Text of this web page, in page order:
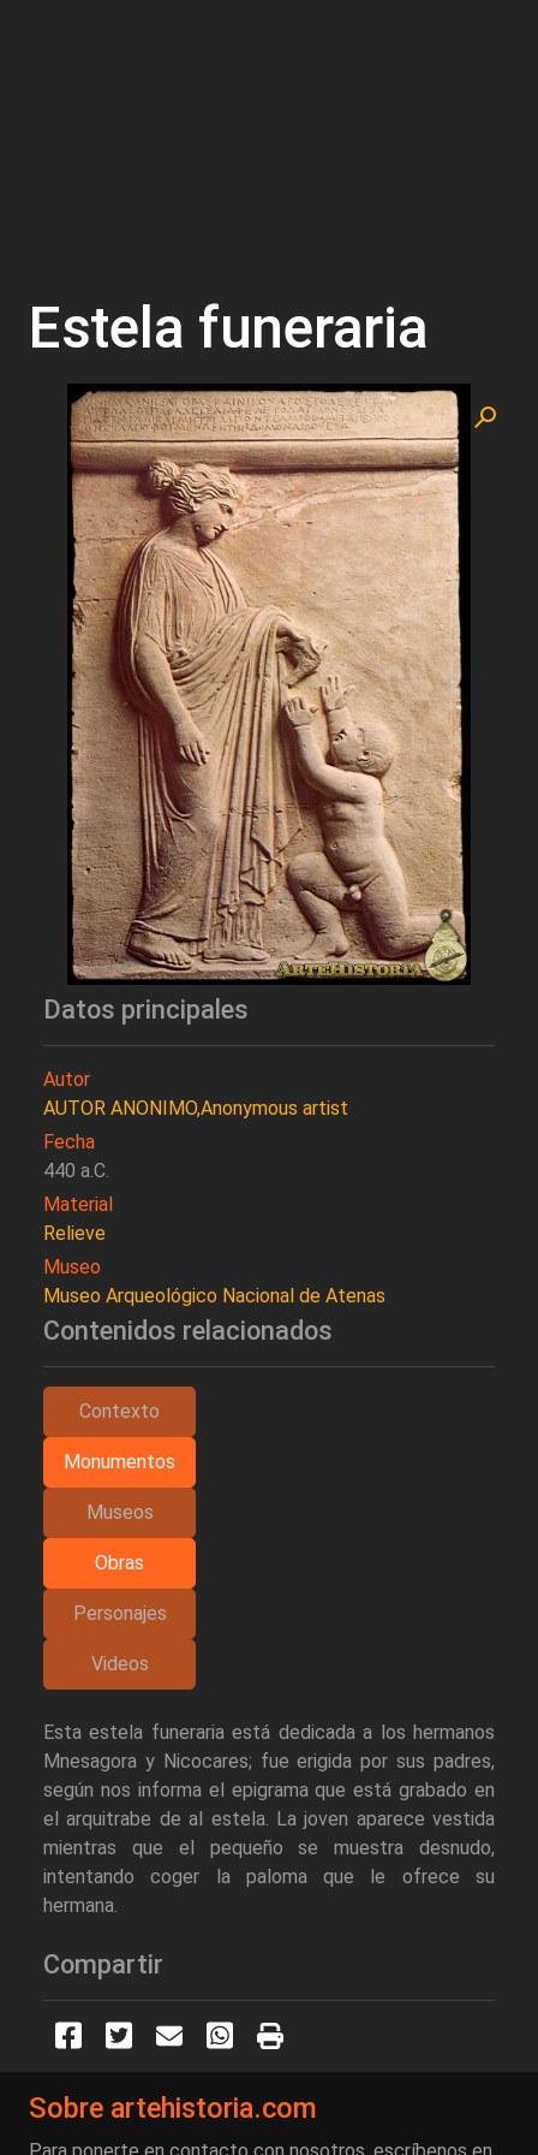
Estela funeraria
Datos principales
Autor
AUTOR ANONIMO,Anonymous artist
Fecha
440 a.C.
Material
Relieve
Museo
Museo Arqueológico Nacional de Atenas
Contenidos relacionados
Contexto
Monumentos
Museos
Obras
Personajes
Videos
Esta estela funeraria está dedicada a los hermanos
Mnesagora y Nicocares; fue erigida por sus padres,
según nos informa el epigrama que está grabado en
el arquitrabe de al estela. La joven aparece vestida
mientras que el pequeño se muestra desnudo,
intentando coger la paloma que le ofrece su
hermana.
Compartir
Sobre artehistoria.com